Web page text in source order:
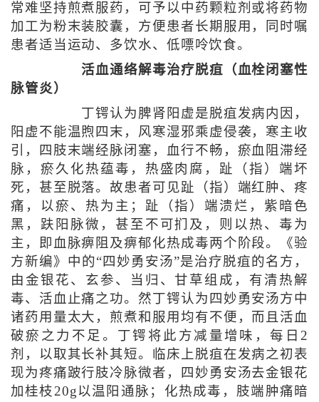
常难坚持煎煮服药，可予以中药颗粒剂或将药物
加工为粉末装胶囊，方便患者长期服用，同时嘱
患者适当运动、多饮水、低嘌呤饮食。
活血通络解毒治疗脱疽（血栓闭塞性
脉管炎）
丁锷认为脾肾阳虚是脱疽发病内因，
阳虚不能温煦四末，风寒湿邪乘虚侵袭，寒主收
引，四肢末端经脉闭塞，血行不畅，瘀血阻滞经
脉，瘀久化热蕴毒，热盛肉腐，趾（指）端坏
死，甚至脱落。故患者可见趾（指）端红肿、疼
痛，以瘀、热为主；趾（指）端溃烂，紫暗色
黑，趺阳脉微，甚至不可扪及，则以热、毒为
主，即血脉痹阻及痹郁化热成毒两个阶段。《验
方新编》中的“四妙勇安汤”是治疗脱疽的名方，
由金银花、玄参、当归、甘草组成，有清热解
毒、活血止痛之功。然丁锷认为四妙勇安汤方中
诸药用量太大，煎煮和服用均有不便，而且活血
破瘀之力不足。丁锷将此方减量增味，每日2
剂，以取其长补其短。临床上脱疽在发病之初表
现为疼痛跛行肢冷脉微者，四妙勇安汤去金银花
加桂枝20g以温阳通脉；化热成毒，肢端肿痛暗